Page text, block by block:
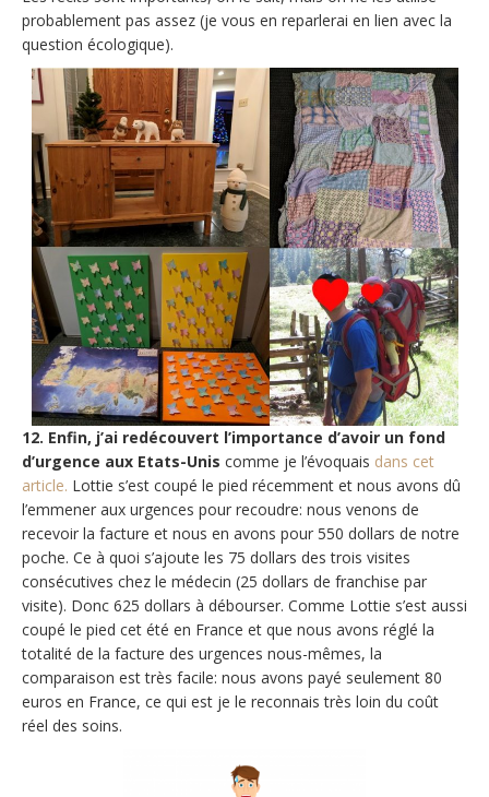
probablement pas assez (je vous en reparlerai en lien avec la
question écologique).
12. Enfin, j’ai redécouvert l’importance d’avoir un fond
d’urgence aux Etats-Unis comme je l’évoquais dans cet
article. Lottie s’est coupé le pied récemment et nous avons dû
l’emmener aux urgences pour recoudre: nous venons de
recevoir la facture et nous en avons pour 550 dollars de notre
poche. Ce à quoi s’ajoute les 75 dollars des trois visites
consécutives chez le médecin (25 dollars de franchise par
visite). Donc 625 dollars à débourser. Comme Lottie s’est aussi
coupé le pied cet été en France et que nous avons réglé la
totalité de la facture des urgences nous-mêmes, la
comparaison est très facile: nous avons payé seulement 80
euros en France, ce qui est je le reconnais très loin du coût
réel des soins.